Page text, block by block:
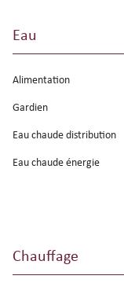
Eau
Alimentation
Gardien
Eau chaude distribution
Eau chaude énergie
Chauffage